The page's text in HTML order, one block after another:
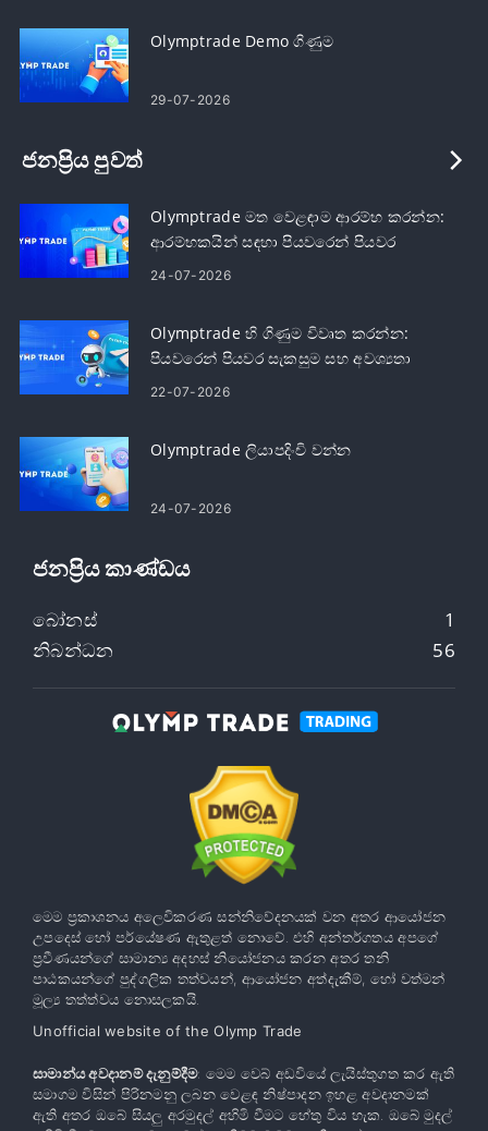
Olymptrade Demo ගිණුම
29-07-2026
ජනප්‍රිය පුවත්
Olymptrade මත වෙළඳාම ආරම්භ කරන්න:
ආරම්භකයින් සඳහා පියවරෙන් පියවර
24-07-2026
Olymptrade හි ගිණුම විවෘත කරන්න:
පියවරෙන් පියවර සැකසුම සහ අවශ්‍යතා
22-07-2026
Olymptrade ලියාපදිංචි වන්න
24-07-2026
ජනප්‍රිය කාණ්ඩය
බෝනස්
1
නිබන්ධන
56
මෙම ප්‍රකාශනය අලෙවිකරණ සන්නිවේදනයක් වන අතර ආයෝජන
උපදෙස් හෝ පර්යේෂණ ඇතුළත් නොවේ. එහි අන්තර්ගතය අපගේ
ප්‍රවීණයන්ගේ සාමාන්‍ය අදහස් නියෝජනය කරන අතර තනි
පාඨකයන්ගේ පුද්ගලික තත්වයන්, ආයෝජන අත්දැකීම්, හෝ වත්මන්
මූල්‍ය තත්ත්වය නොසලකයි.
Unofficial website of the Olymp Trade
සාමාන්ය අවදානම් දැනුම්දීම: මෙම වෙබ් අඩවියේ ලැයිස්තුගත කර ඇති
සමාගම විසින් පිරිනමනු ලබන වෙළඳ නිෂ්පාදන ඉහළ අවදානමක්
ඇති අතර ඔබේ සියලු අරමුදල් අහිමි වීමට හේතු විය හැක. ඔබේ මුදල්